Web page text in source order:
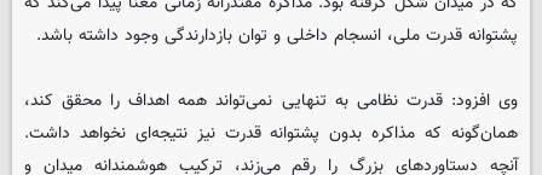
پشتوانه قدرت ملی، انسجام داخلی و توان بازدارندگی وجود داشته باشد.
وی افزود: قدرت نظامی به تنهایی نمی‌تواند همه اهداف را محقق کند،
همان‌گونه که مذاکره بدون پشتوانه قدرت نیز نتیجه‌ای نخواهد داشت.
آنچه دستاوردهای بزرگ را رقم می‌زند، ترکیب هوشمندانه میدان و